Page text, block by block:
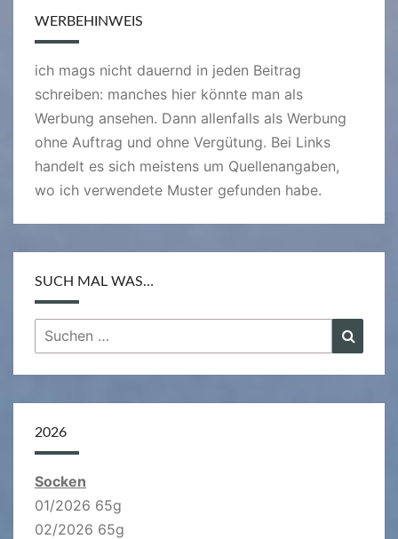
WERBEHINWEIS
ich mags nicht dauernd in jeden Beitrag
schreiben: manches hier könnte man als
Werbung ansehen. Dann allenfalls als Werbung
ohne Auftrag und ohne Vergütung. Bei Links
handelt es sich meistens um Quellenangaben,
wo ich verwendete Muster gefunden habe.
SUCH MAL WAS…
Suchen
nach:
2026
Socken
01/2026 65g
02/2026 65g